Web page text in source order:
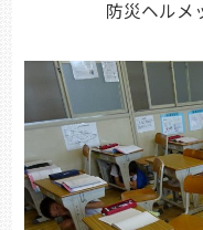
防災ヘルメ